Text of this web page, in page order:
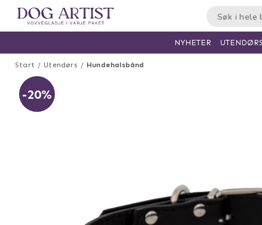
Start Utendørs Hundehalsbånd
-20%
NYHETER UTENDØRS